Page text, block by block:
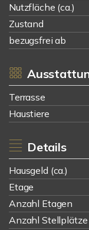
Nutzfläche (ca.)
Zustand
bezugsfrei ab
Terrasse
Haustiere
Details
Hausgeld (ca.)
Etage
Anzahl Etagen
Anzahl Stellplätze